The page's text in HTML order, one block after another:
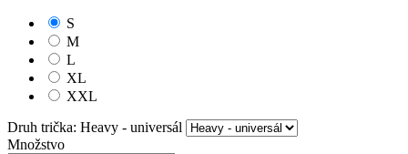
S
M
L
XL
XXL
Druh trička: Heavy - universál
Množstvo